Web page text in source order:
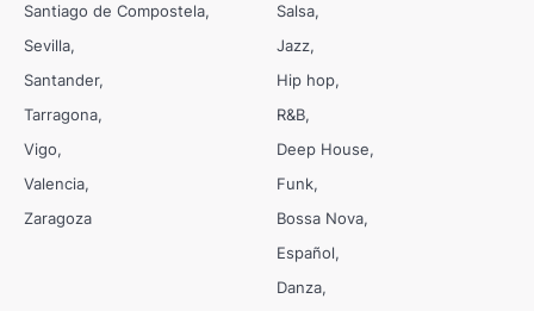
Santiago de Compostela
Sevilla
Santander
Tarragona
Vigo
Valencia
Zaragoza
Salsa
Jazz
Hip hop
R&B
Deep House
Funk
Bossa Nova
Español
Danza